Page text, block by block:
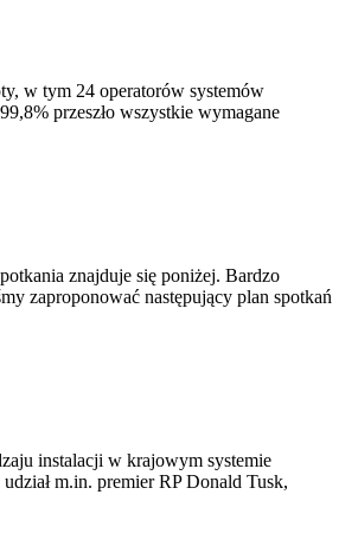
w tym 24 operatorów systemów
przeszło wszystkie wymagane
znajduje się poniżej. Bardzo
zaproponować następujący plan spotkań
instalacji w krajowym systemie
m.in. premier RP Donald Tusk,